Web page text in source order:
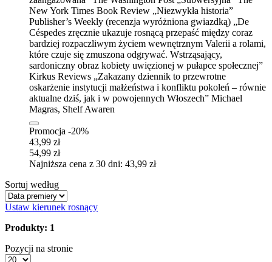
New York Times Book Review „Niezwykła historia”
Publisher’s Weekly (recenzja wyróżniona gwiazdką) „De
Céspedes zręcznie ukazuje rosnącą przepaść między coraz
bardziej rozpaczliwym życiem wewnętrznym Valerii a rolami,
które czuje się zmuszona odgrywać. Wstrząsający,
sardoniczny obraz kobiety uwięzionej w pułapce społecznej”
Kirkus Reviews „Zakazany dziennik to przewrotne
oskarżenie instytucji małżeństwa i konfliktu pokoleń – równie
aktualne dziś, jak i w powojennych Włoszech” Michael
Magras, Shelf Awaren
Promocja -20%
43,99 zł
54,99 zł
Najniższa cena z 30 dni: 43,99 zł
Sortuj według
Ustaw kierunek rosnący
Produkty: 1
Pozycji na stronie